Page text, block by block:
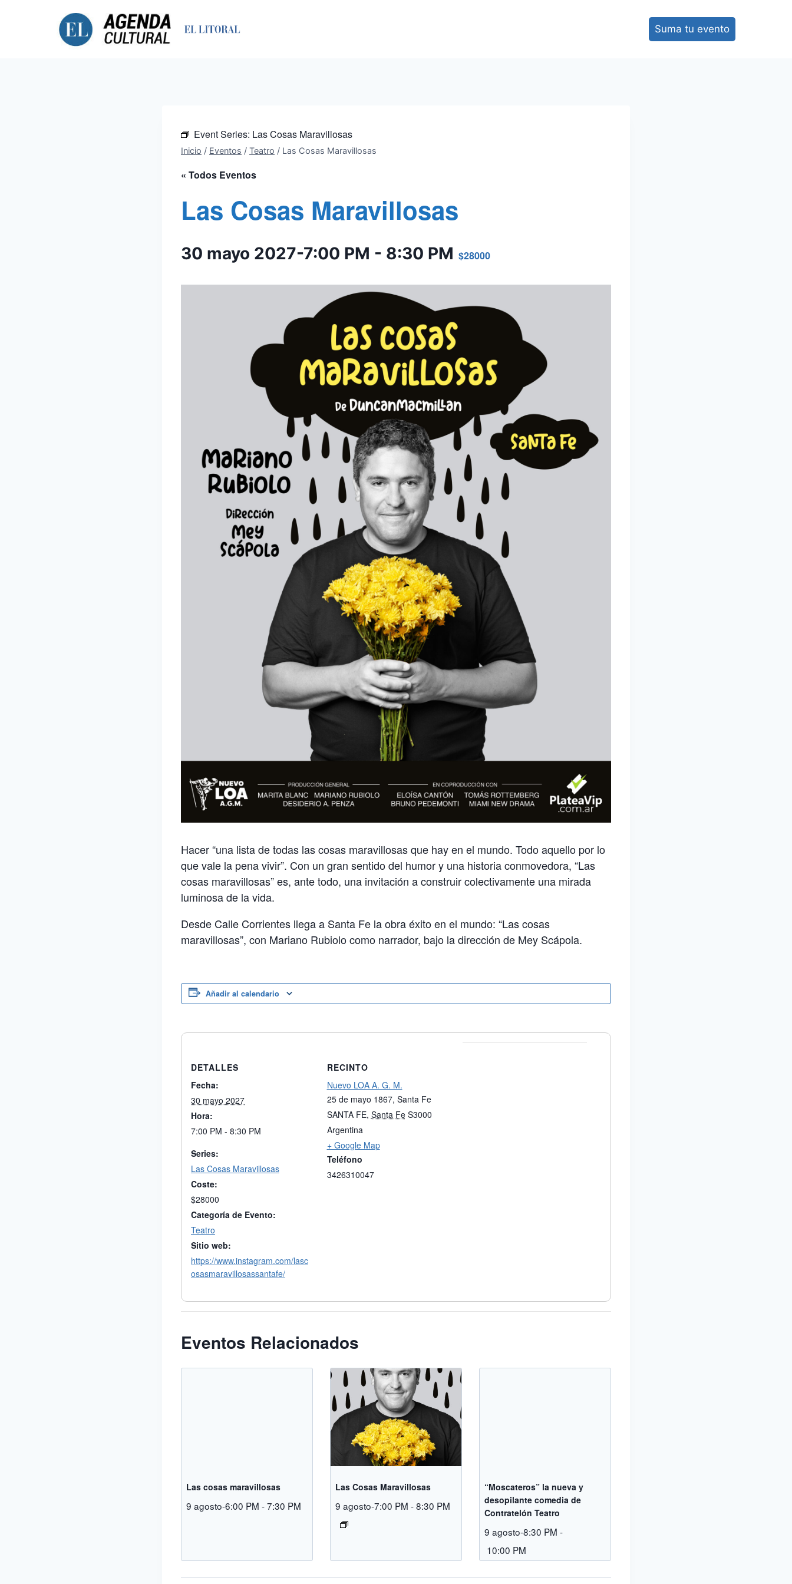
Suma tu evento
Event Series: Las Cosas Maravillosas
Inicio / Eventos / Teatro / Las Cosas Maravillosas
« Todos Eventos
Las Cosas Maravillosas
30 mayo 2027-7:00 PM - 8:30 PM $28000
Hacer “una lista de todas las cosas maravillosas que hay en el mundo. Todo aquello por lo
que vale la pena vivir”. Con un gran sentido del humor y una historia conmovedora, “Las
cosas maravillosas” es, ante todo, una invitación a construir colectivamente una mirada
luminosa de la vida.
Desde Calle Corrientes llega a Santa Fe la obra éxito en el mundo: “Las cosas
maravillosas”, con Mariano Rubiolo como narrador, bajo la dirección de Mey Scápola.
Añadir al calendario
DETALLES
Fecha:
30 mayo 2027
Hora:
7:00 PM - 8:30 PM
Series:
Las Cosas Maravillosas
Coste:
$28000
Categoría de Evento:
Teatro
Sitio web:
https://www.instagram.com/lasc
osasmaravillosassantafe/
RECINTO
Nuevo LOA A. G. M.
25 de mayo 1867, Santa Fe
SANTA FE, Santa Fe S3000
Argentina
+ Google Map
Teléfono
3426310047
Eventos Relacionados
Las cosas maravillosas
9 agosto-6:00 PM -7:30 PM
Las Cosas Maravillosas
9 agosto-7:00 PM -8:30 PM
“Moscateros” la nueva y
desopilante comedia de
Contratelón Teatro
9 agosto-8:30 PM -
10:00 PM